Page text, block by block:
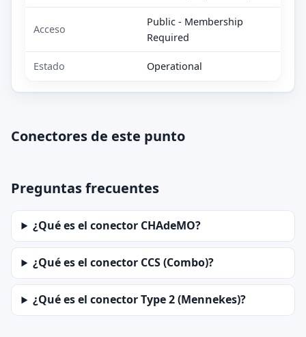
Acceso
Public - Membership
Required
Estado Operational
Conectores de este punto
Preguntas frecuentes
¿Qué es el conector CHAdeMO?
¿Qué es el conector CCS (Combo)?
¿Qué es el conector Type 2 (Mennekes)?